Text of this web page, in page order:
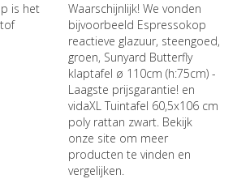
is het
Waarschijnlijk! We vonden
bijvoorbeeld Espressokop
reactieve glazuur, steengoed,
groen, Sunyard Butterfly
klaptafel ø 110cm (h:75cm) -
Laagste prijsgarantie!en
vidaXL Tuintafel 60,5x106 cm
poly rattan zwart. Bekijk
onze site om meer
producten te vinden en
vergelijken.